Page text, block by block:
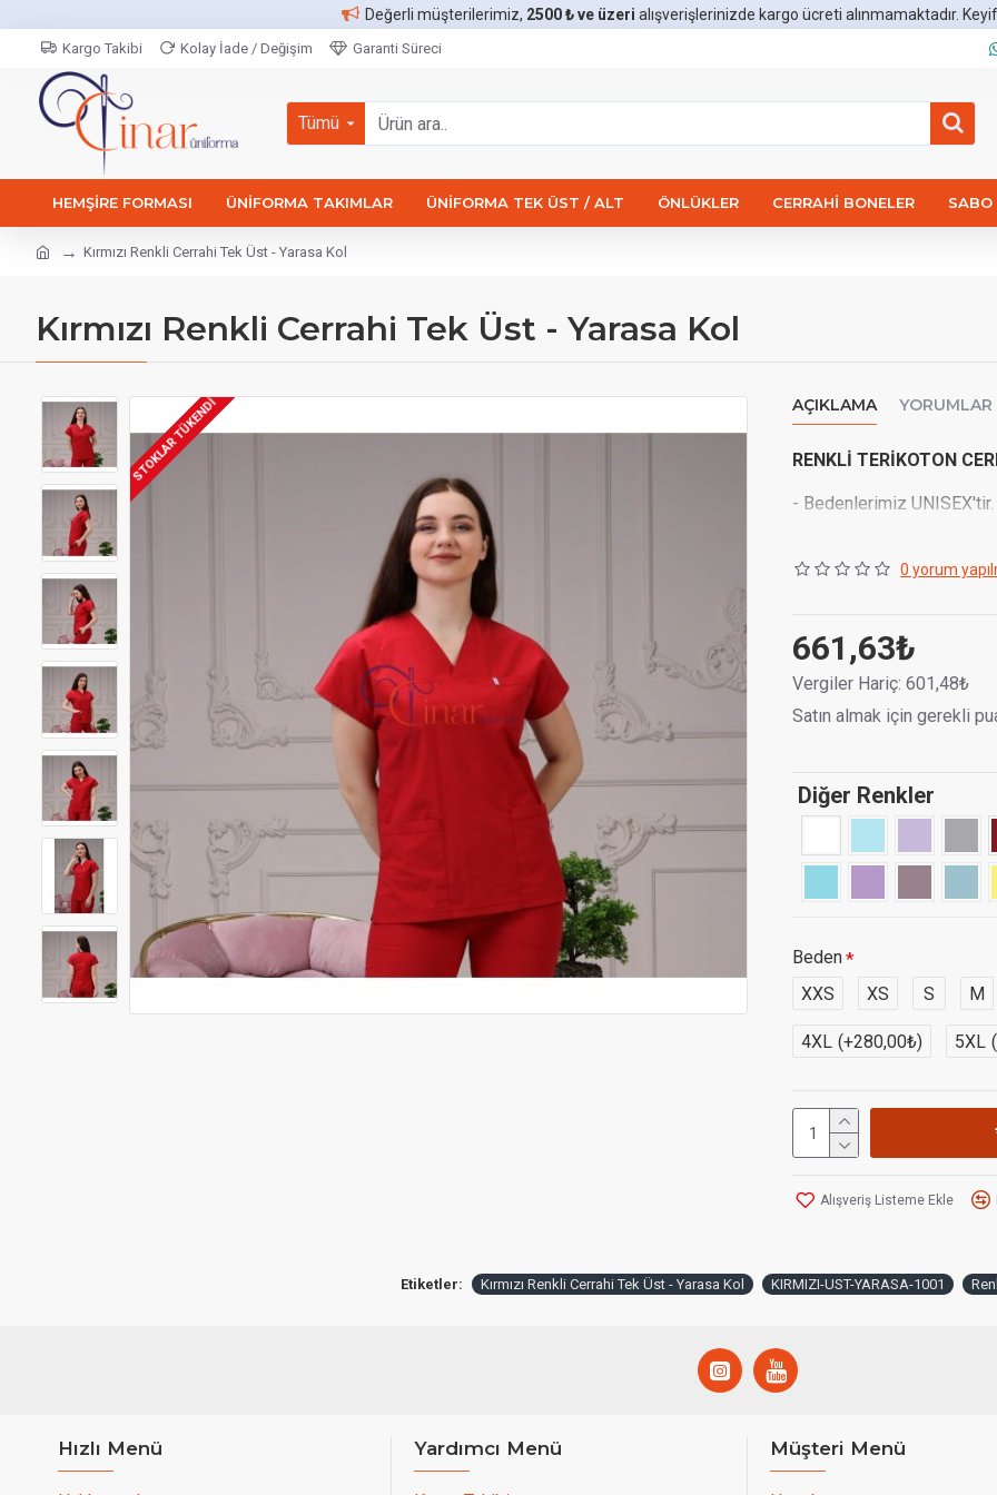
Değerli müşterilerimiz, 2500 ₺ ve üzeri alışverişlerinizde kargo ücreti alınmamaktadır.
Kargo Takibi Kolay İade / Değişim Garanti Süreci
Tümü
HEMŞIRE FORMASI ÜNIFORMA TAKIMLAR ÜNIFORMA TEK ÜST / ALT ÖNLÜKLER CERRAHI BONELER SABO
Kırmızı Renkli Cerrahi Tek Üst - Yarasa Kol
Kırmızı Renkli Cerrahi Tek Üst - Yarasa Kol
STOKLAR TÜKENDI AÇIKLAMA YORUMLAR
RENKLİ TERİKOTON
- Bedenlerimiz UNISEX'tir.
- Kenarlarında yırtmaç
- 2 etek bölümünde, 1'i
Kumaş Cinsi :Terikoton
0 yorum
661,63₺
Vergiler Hariç: 601,48₺
Satın almak için gerekli
Diğer Renkler
Beden
XXS
XS S M
4XL (+280,00₺) 5XL
Alışveriş Listeme Ekle
Etiketler: Kırmızı Renkli Cerrahi Tek Üst - Yarasa Kol KIRMIZI-UST-YARASA-1001
Hızlı Menü Yardımcı Menü Müşteri Menü